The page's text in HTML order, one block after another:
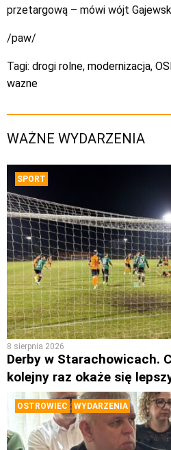
przetargową – mówi wójt
/paw/
Tagi: drogi rolne, modernizacja,
wazne
WAŻNE WYDARZENIA
SPORT
8 sierpnia 2026
Derby w Starachowicach.
kolejny raz okaże się
OSTROWIEC WYDARZENIA